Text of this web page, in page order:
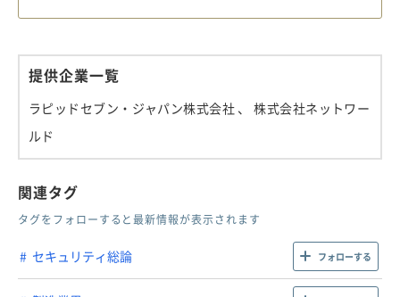
提供企業一覧
ラピッドセブン・ジャパン株式会社 、 株式会社ネットワー
ルド
関連タグ
タグをフォローすると最新情報が表示されます
セキュリティ総論 フォローする